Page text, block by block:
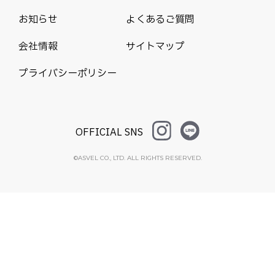
お知らせ
よくあるご質問
会社情報
サイトマップ
プライバシーポリシー
OFFICIAL SNS
©ASVEL CO., LTD. ALL RIGHTS RESERVED.